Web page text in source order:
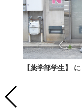
【薬学部学生】